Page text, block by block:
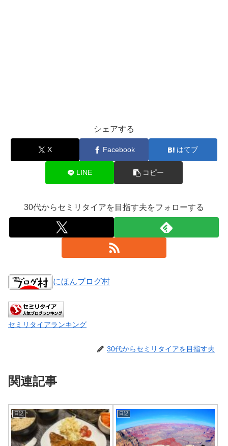
シェアする
X Facebook はてブ
LINE コピー
30代からセミリタイアを目指す夫をフォローする
にほんブログ村
セミリタイアランキング
30代からセミリタイアを目指す夫
関連記事
日記 日記